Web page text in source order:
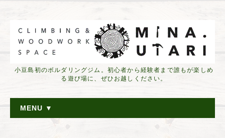
小豆島初のボルダリングジム。初心者から経験者まで誰もが楽しめ
る遊び場に、ぜひお越しください。
MENU ▼